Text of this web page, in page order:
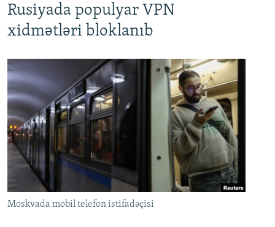
Rusiyada populyar VPN
xidmətləri bloklanıb
Moskvada mobil telefon istifadəçisi